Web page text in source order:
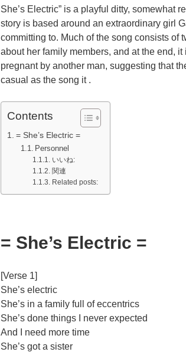
She’s Electric” is a playful ditty, somewhat
story is based around an extraordinary girl
committing to. Much of the song consists of
about her family members, and at the end,
pregnant by another man, suggesting that
casual as the song it .
Contents
= She’s Electric =
Personnel
いいね:
関連
Related posts:
= She’s Electric =
[Verse 1]
She’s electric
She’s in a family full of eccentrics
She’s done things I never expected
And I need more time
She’s got a sister